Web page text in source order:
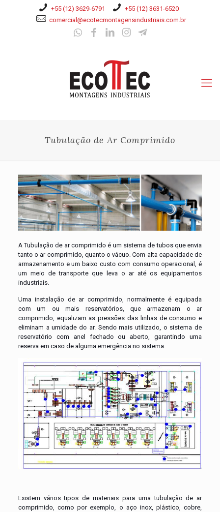
+55 (12) 3629-6791
+55 (12) 3631-6520
comercial@ecotecmontagensindustriais.com.br
Tubulação de Ar Comprimido
A Tubulação de ar comprimido é um sistema de tubos que envia
tanto o ar comprimido, quanto o vácuo. Com alta capacidade de
armazenamento e um baixo custo com consumo operacional, é
um meio de transporte que leva o ar até os equipamentos
industriais.
Uma instalação de ar comprimido, normalmente é equipada
com um ou mais reservatórios, que armazenam o ar
comprimido, equalizam as pressões das linhas de consumo e
eliminam a umidade do ar. Sendo mais utilizado, o sistema de
reservatório com anel fechado ou aberto, garantindo uma
reserva em caso de alguma emergência no sistema.
Existem vários tipos de materiais para uma tubulação de ar
comprimido, como por exemplo, o aço inox, plástico, cobre,